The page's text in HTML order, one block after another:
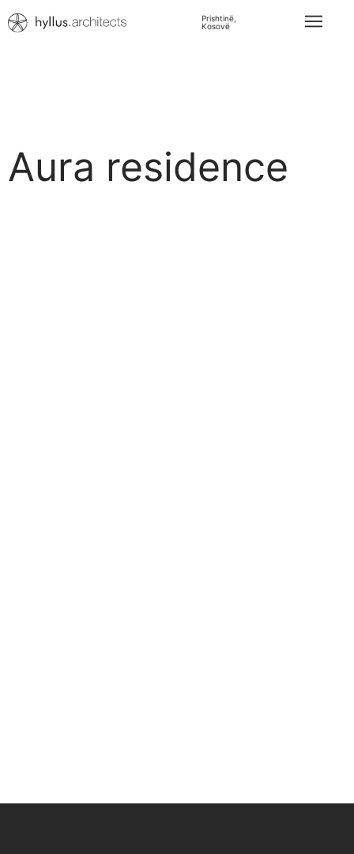
Prishtinë,
Kosovë
Aura residence